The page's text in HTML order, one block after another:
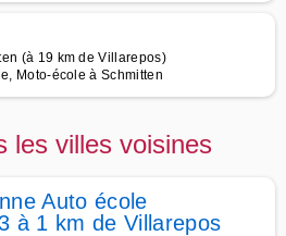
(à 19 km de Villarepos)
Moto-école à Schmitten
les villes voisines
Auto école
à 1 km de Villarepos